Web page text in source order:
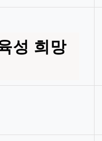
성 희망